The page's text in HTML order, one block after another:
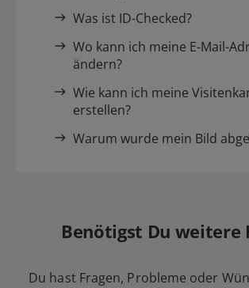
Was ist ID-Checked?
Wo kann ich meine E-Mail-
ändern?
Wie kann ich meine
erstellen?
Warum wurde mein Bild
Benötigst Du weitere
Du hast Fragen, Probleme oder